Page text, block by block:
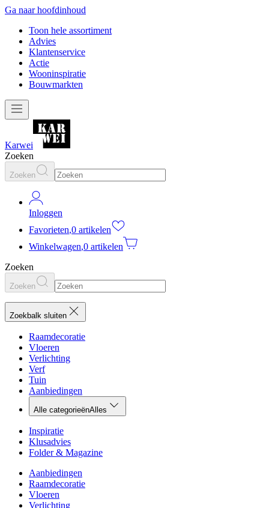
Ga naar hoofdinhoud
Toon hele assortiment
Advies
Klantenservice
Actie
Wooninspiratie
Bouwmarkten
Karwei
Zoeken
Zoeken
Inloggen
Favorieten,0 artikelen
Winkelwagen,0 artikelen
Zoeken
Zoeken
Zoekbalk sluiten
Raamdecoratie
Vloeren
Verlichting
Verf
Tuin
Aanbiedingen
Alle categorieënAlles
Inspiratie
Klusadvies
Folder & Magazine
Aanbiedingen
Raamdecoratie
Vloeren
Verlichting